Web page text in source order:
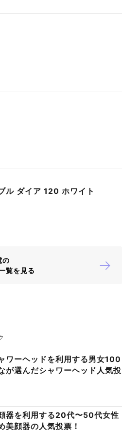
ル ダイア 120 ホワイト
の
覧を見る
ワーヘッドを利用する男女100
が選んだシャワーヘッド人気投
器を利用する20代〜50代女性
美顔器の人気投票！